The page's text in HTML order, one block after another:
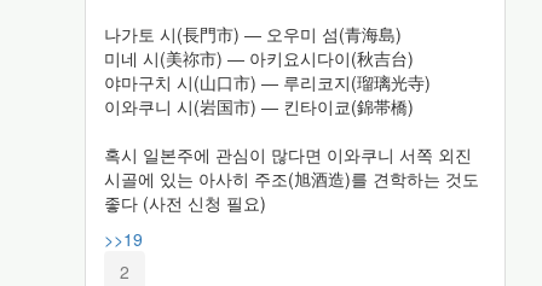
나가토 시(長門市) ― 오우미 섬(青海島)
미네 시(美祢市) ― 아키요시다이(秋吉台)
야마구치 시(山口市) ― 루리코지(瑠璃光寺)
이와쿠니 시(岩国市) ― 킨타이쿄(錦帯橋)
혹시 일본주에 관심이 많다면 이와쿠니 서쪽 외진
시골에 있는 아사히 주조(旭酒造)를 견학하는 것도
좋다 (사전 신청 필요)
>>19
2